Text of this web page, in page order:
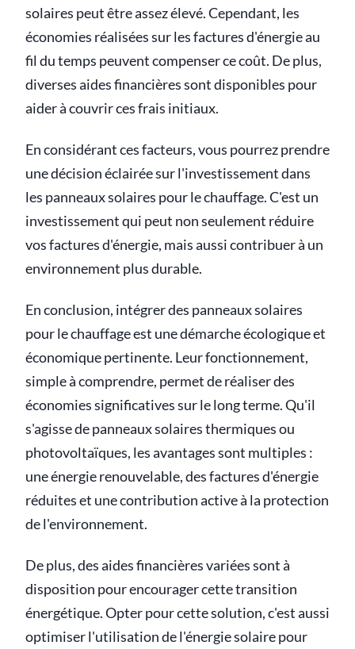
solaires peut être assez élevé. Cependant, les
économies réalisées sur les factures d'énergie au
fil du temps peuvent compenser ce coût. De plus,
diverses aides financières sont disponibles pour
aider à couvrir ces frais initiaux.
En considérant ces facteurs, vous pourrez prendre
une décision éclairée sur l'investissement dans
les panneaux solaires pour le chauffage. C'est un
investissement qui peut non seulement réduire
vos factures d'énergie, mais aussi contribuer à un
environnement plus durable.
En conclusion, intégrer des panneaux solaires
pour le chauffage est une démarche écologique et
économique pertinente. Leur fonctionnement,
simple à comprendre, permet de réaliser des
économies significatives sur le long terme. Qu'il
s'agisse de panneaux solaires thermiques ou
photovoltaïques, les avantages sont multiples :
une énergie renouvelable, des factures d'énergie
réduites et une contribution active à la protection
de l'environnement.
De plus, des aides financières variées sont à
disposition pour encourager cette transition
énergétique. Opter pour cette solution, c'est aussi
optimiser l'utilisation de l'énergie solaire pour